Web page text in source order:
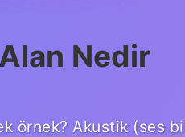
Nedir
örnek? Akustik (ses